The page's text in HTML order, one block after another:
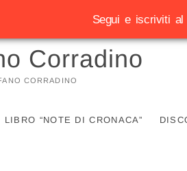
Corradino
CORRADINO
LIBRO “NOTE DI CRONACA”
Segui e iscriviti al